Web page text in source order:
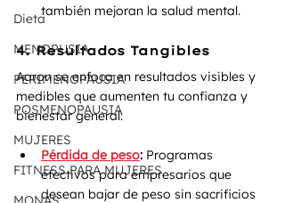
Dieta
MENOPUSIA
PERIMENOPAUSIA
POSMENOPAUSIA
MUJERES
FITNESS PARA MUJERES
también mejoran la salud mental.
4. Resultados Tangibles
Aaron se enfoca en resultados visibles y
medibles que aumenten tu confianza y
bienestar general:
Pérdida de peso: Programas
efectivos para empresarios que
desean bajar de peso sin sacrificios